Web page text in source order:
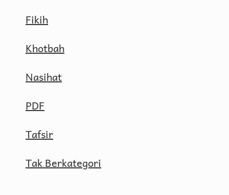
Fikih
Khotbah
Nasihat
PDF
Tafsir
Tak Berkategori